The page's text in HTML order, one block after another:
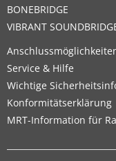
BONEBRIDGE
VIBRANT
Service & Hilfe
Wichtige
Konformitätserklärung
MRT-Information für